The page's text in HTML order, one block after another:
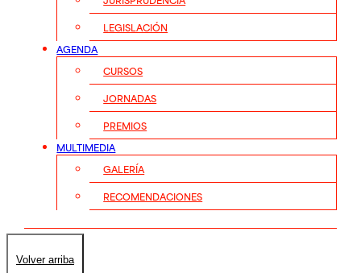
LEGISLACIÓN
AGENDA
CURSOS
JORNADAS
PREMIOS
MULTIMEDIA
GALERÍA
RECOMENDACIONES
Volver arriba